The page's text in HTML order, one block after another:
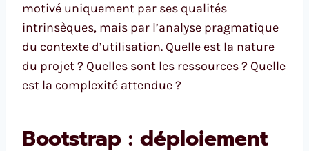
motivé uniquement par ses qualités
intrinsèques, mais par l’analyse pragmatique
du contexte d’utilisation. Quelle est la nature
du projet ? Quelles sont les ressources ? Quelle
est la complexité attendue ?
Bootstrap : déploiement